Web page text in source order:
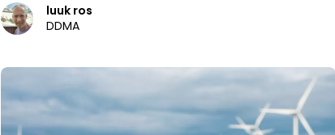
luuk ros
DDMA